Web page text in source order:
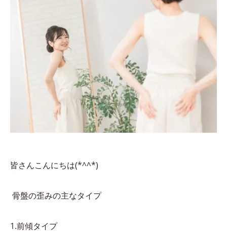
皆さんこんにちは(*^^*)
骨盤の歪みの主なタイプ
1.前傾タイプ